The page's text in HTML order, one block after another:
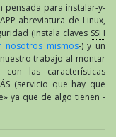
para instalar-y-
abreviatura de Linux,
(instala claves SSH
nosotros mismos-) y un
trabajo al montar
las características
(servicio que hay que
ya que de algo tienen -